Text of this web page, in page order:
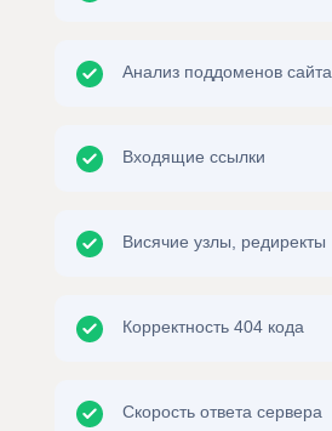
Анализ поддоменов сайта
Входящие ссылки
Висячие узлы, редиректы
Корректность 404 кода
Скорость ответа сервера